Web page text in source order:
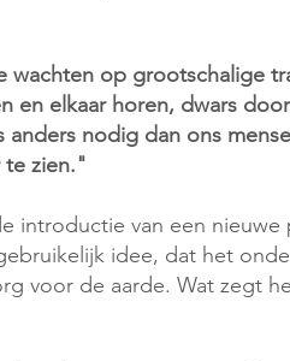
op grootschalige
en elkaar horen, dwars
anders nodig dan ons
te zien."
introductie van een
idee, dat het
voor de aarde. Wat zegt